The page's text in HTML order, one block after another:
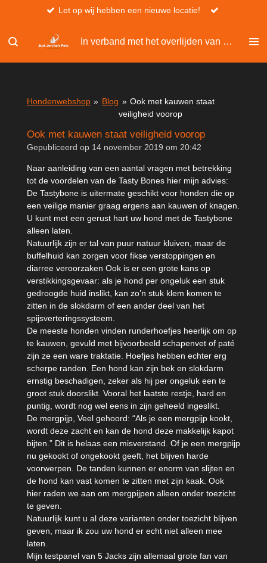
naar
hoofdinhoud
In verband met het overlijden van Christel, kan er niet besteld worden via de website.
Let op wij hebben een nieuwe locatie!
Hondenwebshop » Blog » Ook met kauwen staat
veiligheid voorop
Ook met kauwen staat veiligheid voorop
Gepubliceerd op 14 november 2019 om 20:42
Naar aanleiding van een aantal vragen met betrekking
tot de voordelen van de Tasty Bones hier mijn advies:
De Tastybone is uitermate geschikt voor honden die op
een veilige manier graag ergens aan kauwen of knagen.
U kunt met een gerust hart uw hond met de Tastybone
alleen laten.
Natuurlijk zijn er tal van puur natuur kluiven, maar de
buffelhuid kan zorgen voor fikse verstoppingen en
diarree veroorzaken Ook is er een grote kans op
verstikkingsgevaar: als je hond per ongeluk een stuk
gedroogde huid inslikt, kan zo’n stuk klem komen te
zitten in de slokdarm of een ander deel van het
spijsverteringssysteem.
De meeste honden vinden runderhoefjes heerlijk om op
te kauwen, gevuld met bijvoorbeeld schapenvet of paté
zijn ze een ware traktatie. Hoefjes hebben echter erg
scherpe randen. Een hond kan zijn bek en slokdarm
ernstig beschadigen, zeker als hij per ongeluk een te
groot stuk doorslikt. Vooral het laatste restje, hard en
puntig, wordt nog wel eens in zijn geheeld ingeslikt.
De mergpijp, Veel gehoord: “Als je een mergpijp kookt,
wordt deze zacht en kan de hond deze makkelijk kapot
bijten.” Dit is helaas een misverstand. Of je een mergpijp
nu gekookt of ongekookt geeft, het blijven harde
voorwerpen. De tanden kunnen er enorm van slijten en
de hond kan vast komen te zitten met zijn kaak. Ook
hier raden we aan om mergpijpen alleen onder toezicht
te geven.
Natuurlijk kunt u al deze varianten onder toezicht blijven
geven, maar ik zou uw hond er echt niet alleen mee
laten.
Mijn testpanel van 5 Jacks zijn allemaal grote fan van